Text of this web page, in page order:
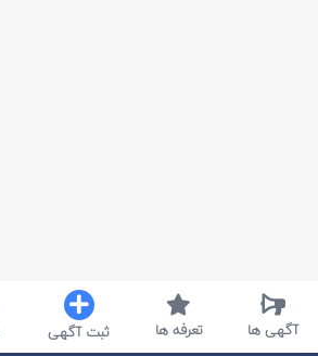
آگهی ها تعرفه ها ثبت آگهی